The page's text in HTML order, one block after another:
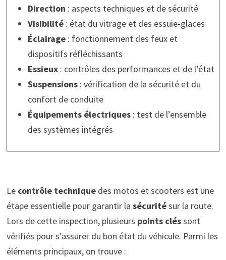
Direction : aspects techniques et de sécurité
Visibilité: état du vitrage et des essuie-glaces
Éclairage: fonctionnement des feux et
dispositifs réfléchissants
Essieux: contrôles des performances et de l’état
Suspensions: vérification de la sécurité et du
confort de conduite
Équipements électriques: test de l’ensemble
des systèmes intégrés
Le contrôle techniquedes motos et scooters est une
étape essentielle pour garantir la sécuritésur la route.
Lors de cette inspection, plusieurs points cléssont
vérifiés pour s’assurer du bon état du véhicule. Parmi les
éléments principaux, on trouve :